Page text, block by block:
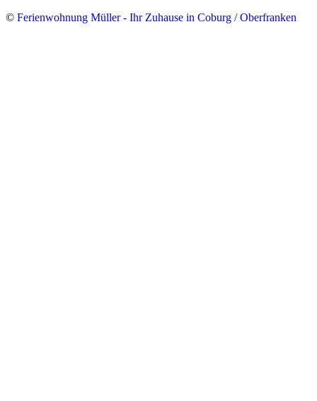
© Ferienwohnung Müller - Ihr Zuhause in Coburg / Oberfranken